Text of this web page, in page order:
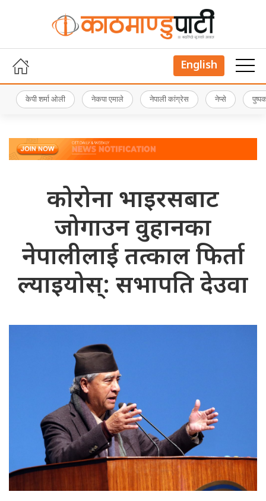
English
केपी शर्मा ओली नेकपा एमाले नेपाली कांग्रेस नेप्से
कोरोना भाइरसबाट
जोगाउन वुहानका
नेपालीलाई तत्काल फिर्ता
ल्याइयोस्: सभापति देउवा